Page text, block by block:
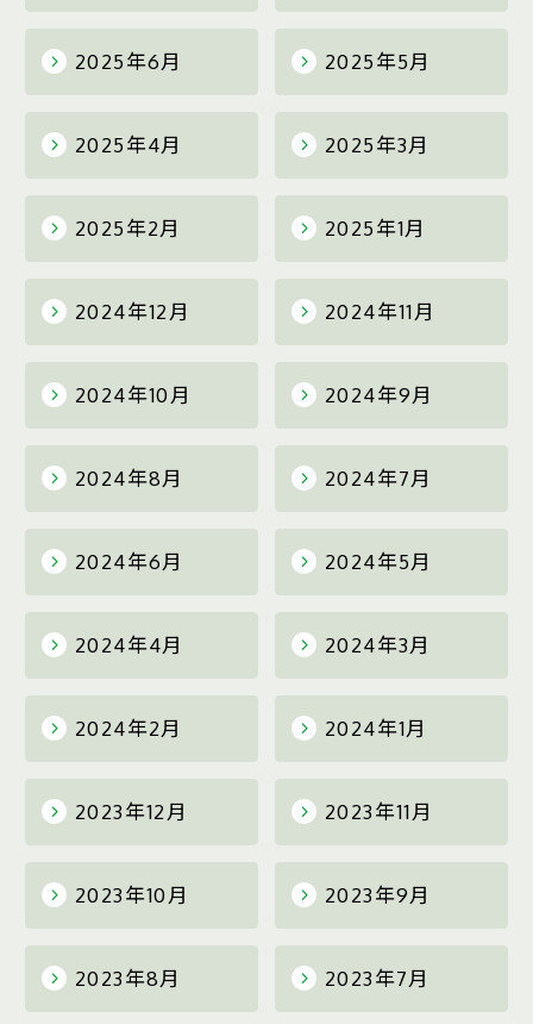
2025年6月 2025年5月
2025年4月 2025年3月
2025年2月 2025年1月
2024年12月 2024年11月
2024年10月 2024年9月
2024年8月 2024年7月
2024年6月 2024年5月
2024年4月 2024年3月
2024年2月 2024年1月
2023年12月 2023年11月
2023年10月 2023年9月
2023年8月 2023年7月